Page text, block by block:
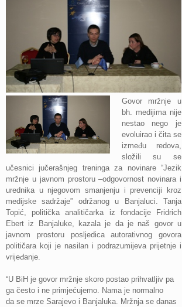
Govor mržnje u
bh. medijima nije
nestao nego je
evoluirao i čita se
između redova,
složili su se
učesnici jučerašnjeg treninga za novinare “Jezik
mržnje u javnom prostoru –odgovornost novinara i
urednika u njegovom smanjenju i prevenciji kroz
medijske sadržaje” održanog u Banjaluci. Tanja
Topić, politička analitičarka iz fondacije Fridrich
Ebert iz Banjaluke, kazala je da je naš govor u
javnom prostoru posljedica autorativnog govora
političara koji je nasilan i podrazumijeva prijetnje i
vrijeđanje.
“U BiH je govor mržnje skoro postao prihvatljiv pa
ga često i ne primjećujemo. Nama je normalno
da se mrze Sarajevo i Banjaluka. Mržnja se danas